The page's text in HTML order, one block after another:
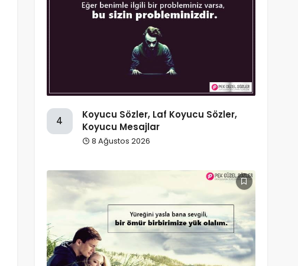
4
Koyucu Sözler, Laf Koyucu Sözler,
Koyucu Mesajlar
8 Ağustos 2026